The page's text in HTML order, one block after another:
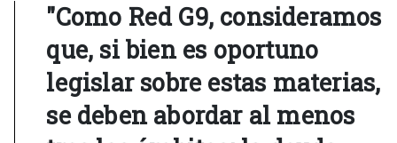
"Como Red G9, consideramos
que, si bien es oportuno
legislar sobre estas materias,
se deben abordar al menos